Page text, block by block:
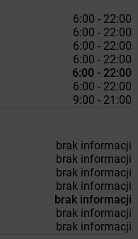
6:00 - 22:00
6:00 - 22:00
6:00 - 22:00
6:00 - 22:00
6:00 - 22:00
6:00 - 22:00
9:00 - 21:00
brak informacji
brak informacji
brak informacji
brak informacji
brak informacji
brak informacji
brak informacji